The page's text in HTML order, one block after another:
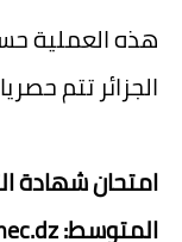
هذه العملية
الجزائر تتم
امتحان شهادة
المتوسط: